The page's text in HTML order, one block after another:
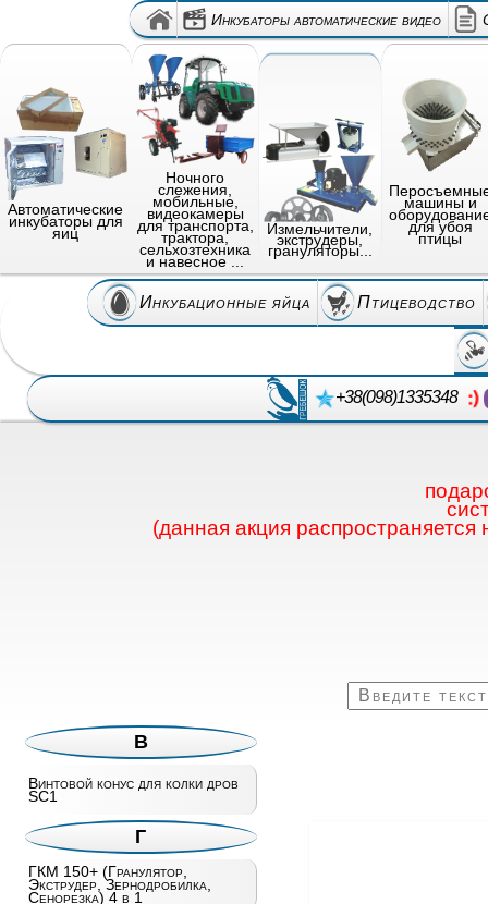
Инкубаторы автоматические видео
Автоматические
инкубаторы для
яиц
Ночного
слежения,
мобильные,
видеокамеры
для транспорта,
трактора,
сельхозтехника
и навесное ...
Измельчители,
экструдеры,
грануляторы...
машины и
для убоя
птицы
Инкубационные яйца Птицеводство
+38(098)1335348
(данная акция
В
Винтовой конус для колки дров
SC1
Г
ГКМ 150+ (Гранулятор,
Экструдер, Зернодробилка,
Сенорезка) 4 в 1